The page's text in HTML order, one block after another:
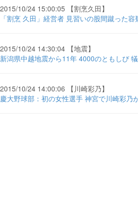
2015/10/24 15:00:05 【割烹久田】
「割烹 久田」経営者 見習いの股間蹴った
2015/10/24 14:30:04 【地震】
新潟県中越地震から11年 4000のともしび
2015/10/24 14:00:06 【川崎彩乃】
慶大野球部：初の女性選手 神宮で川崎彩乃